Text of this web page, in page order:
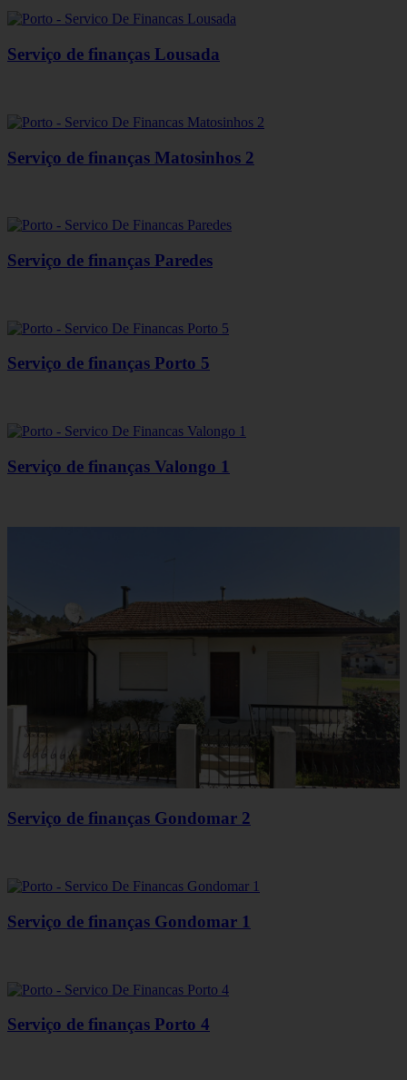
Serviço de finanças Lousada
Serviço de finanças Matosinhos 2
Serviço de finanças Paredes
Serviço de finanças Porto 5
Serviço de finanças Valongo 1
Serviço de finanças Gondomar 2
Serviço de finanças Gondomar 1
Serviço de finanças Porto 4